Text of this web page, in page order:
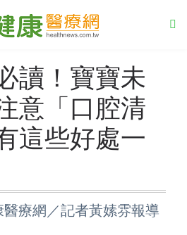
讀！寶寶未
意「口腔清
這些好處一
療網／記者黃嫊雰報導